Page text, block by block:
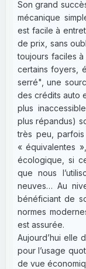
Son grand
mécanique
est facile à
de prix, sans
toujours faciles
certains foyers,
serré", une
des crédits auto
plus
plus répandus)
très peu,
« équivalentes
écologique, si
que nous
neuves… Au
bénéficiant de
normes
est assurée.
Aujourd’hui elle
pour l’usage
de vue